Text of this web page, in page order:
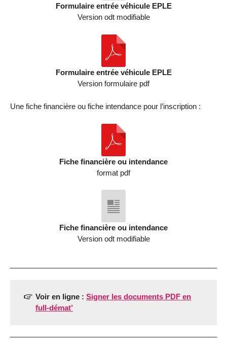
Formulaire entrée véhicule EPLE
Version odt modifiable
Formulaire entrée véhicule EPLE
Version formulaire pdf
Une fiche financière ou fiche intendance pour l’inscription :
Fiche financière ou intendance
format pdf
Fiche financière ou intendance
Version odt modifiable
Voir en ligne : Signer les documents PDF en
full-démat’